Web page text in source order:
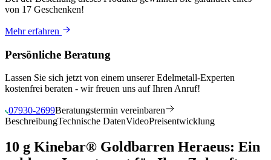
von 17 Geschenken!
Mehr erfahren
Persönliche Beratung
Lassen Sie sich jetzt von einem unserer Edelmetall-Experten
kostenfrei beraten - wir freuen uns auf Ihren Anruf!
07930-2699Beratungstermin vereinbaren
BeschreibungTechnische DatenVideoPreisentwicklung
10 g Kinebar® Goldbarren Heraeus: Ein